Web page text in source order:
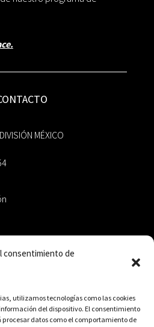
consentimiento de
utilizamos tecnologías como las cookies
del dispositivo. El consentimiento
datos como el comportamiento de
MÉXICO